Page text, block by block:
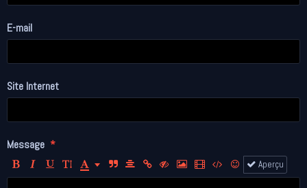
E-mail
Site Internet
Message
Aperçu